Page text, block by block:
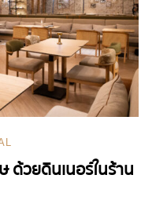
ด้วยดินเนอร์ในร้าน